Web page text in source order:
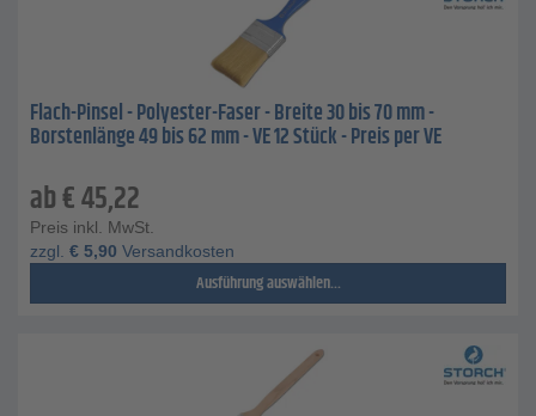
Flach-Pinsel - Polyester-Faser - Breite 30 bis 70 mm -
Borstenlänge 49 bis 62 mm - VE 12 Stück - Preis per VE
ab€45,22
Preis inkl. MwSt.
zzgl. € 5,90 Versandkosten
Ausführung auswählen...